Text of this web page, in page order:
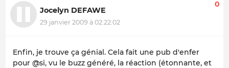
Jocelyn DEFAWE
29 janvier 2009 à 02:22:02
0
Enfin, je trouve ça génial. Cela fait une pub d'enfer
pour @si, vu le buzz généré, la réaction (étonnante, et